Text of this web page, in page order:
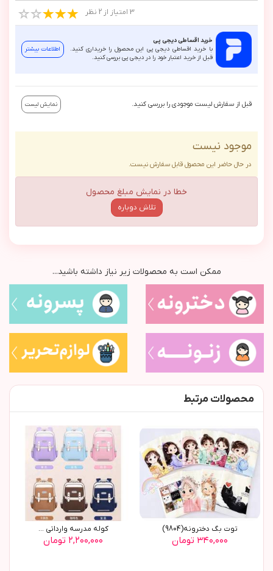
3 امتیاز از 2 نظر
خرید اقساطی دیجی پی
با خرید اقساطی دیجی پی این محصول را خریداری کنید.
قبل از خرید اعتبار خود را در دیجی پی بررسی کنید.
اطلاعات بیشتر
قبل از سفارش لیست موجودی را بررسی کنید. نمایش لیست
موجود نیست
در حال حاضر این محصول قابل سفارش نیست.
خطا در نمایش مبلغ محصول
تلاش دوباره
ممکن است به محصولات زیر نیاز داشته باشید...
محصولات مرتبط
توت بگ دخترونه(9804)
۳۴۰,۰۰۰ تومان
کوله مدرسه وارداتی ...
۲,۲۰۰,۰۰۰ تومان